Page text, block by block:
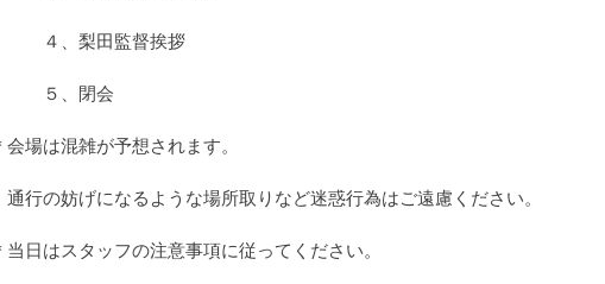
４、梨田監督挨拶
５、閉会
会場は混雑が予想されます。
通行の妨げになるような場所取りなど迷惑行為はご遠慮ください。
当日はスタッフの注意事項に従ってください。